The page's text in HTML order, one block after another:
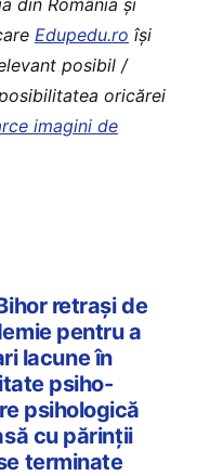
Edupedu.ro îşi
posibil /
oricărei
imagini de
retrași de
pentru a
lacune în
psiho-
psihologică
cu părinții
terminate